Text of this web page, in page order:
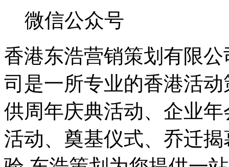
微信公众号
香港东浩营销策划有限
司是一所专业的香港活
供周年庆典活动、企业
活动、奠基仪式、乔迁